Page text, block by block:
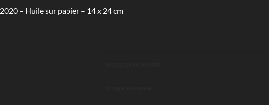
2020 – Huile sur papier – 14 x 24 cm